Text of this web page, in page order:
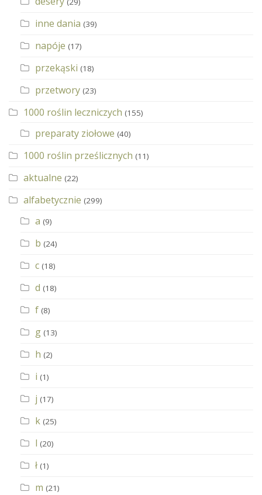
inne dania (39)
napóje (17)
przekąski (18)
przetwory (23)
1000 roślin leczniczych (155)
preparaty ziołowe (40)
1000 roślin prześlicznych (11)
aktualne (22)
alfabetycznie (299)
a (9)
b (24)
c (18)
d (18)
f (8)
g (13)
h (2)
i (1)
j (17)
k (25)
l (20)
ł (1)
m (21)